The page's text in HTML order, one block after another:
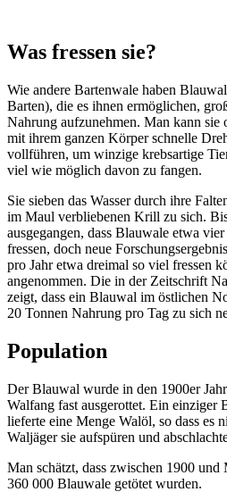
Was fressen sie?
Wie andere Bartenwale haben
Barten), die es ihnen ermöglichen,
Nahrung aufzunehmen. Man kann sie
mit ihrem ganzen Körper schnelle
vollführen, um winzige krebsartige
viel wie möglich davon zu fangen.
Sie sieben das Wasser durch ihre
im Maul verbliebenen Krill zu sich.
ausgegangen, dass Blauwale etwa
fressen, doch neue
pro Jahr etwa dreimal so viel fressen
angenommen. Die in der Zeitschrift
zeigt, dass ein Blauwal im östlichen
20 Tonnen Nahrung pro Tag zu sich
Population
Der Blauwal wurde in den 1900er
Walfang fast ausgerottet. Ein einziger
lieferte eine Menge Walöl, so dass es
Waljäger sie aufspüren und
Man schätzt, dass zwischen 1900 und
360 000 Blauwale getötet wurden.